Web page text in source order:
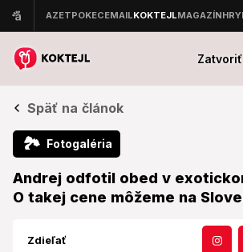
Späť na článok
🏞 Fotogaléria
Andrej odfotil obed v
O takej cene môžeme na
Zdieľať